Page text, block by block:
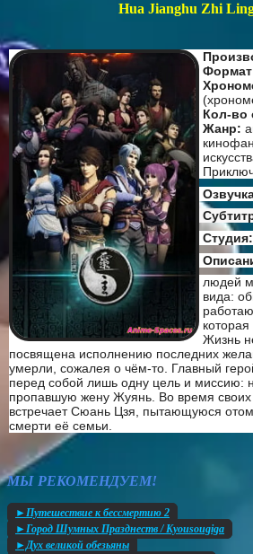
Hua Jianghu Zhi
Кол-во
Жанр:
людей
вида:
Жизнь
посвящена исполнению последних
умерли, сожалея о чём-то. Главный
перед собой лишь одну цель и миссию:
пропавшую жену Жуянь. Во время
встречает Сюань Цзя, пытающуюся
смерти её семьи.
МЫ РЕКОМЕНДУЕМ!
►Путешествие к бессмертию 2
►Город Шумных Празднеств / Kyousougiga
►Дух великой обезьяны